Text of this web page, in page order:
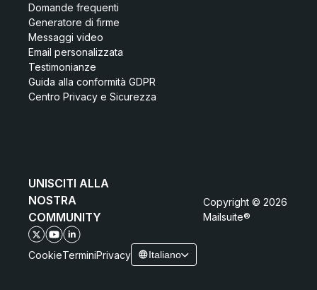
Domande frequenti
Generatore di firme
Messaggi video
Email personalizzata
Testimonianze
Guida alla conformità GDPR
Centro Privacy e Sicurezza
UNISCITI ALLA
NOSTRA
COMMUNITY
Copyright © 2026
Mailsuite®
CookieTerminiPrivacy Italiano